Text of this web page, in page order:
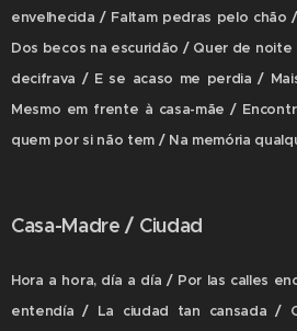
envelhecida / Faltam pedras pelo chão
Dos becos na escuridão / Quer de
decifrava / E se acaso me perdia /
Mesmo em frente à casa-mãe /
quem por si não tem / Na memória
Casa-Madre / Ciudad
Hora a hora, día a día / Por las calles
entendía / La ciudad tan cansada /